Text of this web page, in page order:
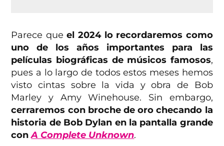
Parece queel 2024 lo recordaremos como
uno de los años importantes para las
películas biográficas de músicos famosos,
pues a lo largo de todos estos meses hemos
visto cintas sobre la vida y obra de Bob
Marley y Amy Winehouse. Sin embargo,
cerraremos con broche de oro checando la
historia de Bob Dylan en la pantalla grande
conA Complete Unknown.